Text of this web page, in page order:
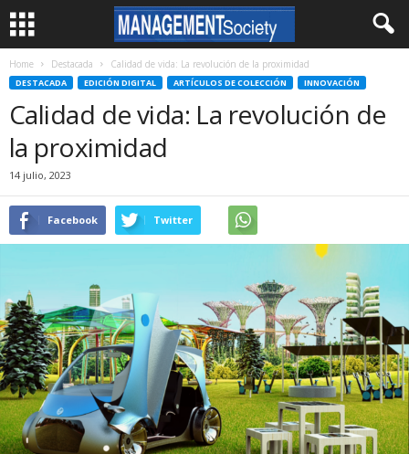
Home Destacada Calidad de vida: La revolución de la proximidad
DESTACADA EDICIÓN DIGITAL ARTÍCULOS DE COLECCIÓN INNOVACIÓN
Calidad de vida: La revolución de
la proximidad
14 julio, 2023
Facebook Twitter